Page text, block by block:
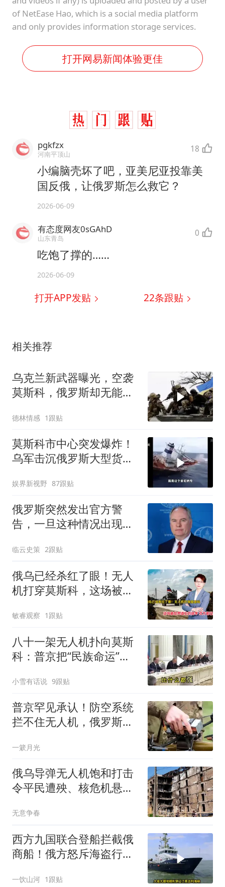
of NetEase Hao, which is a social media platform
and only provides information storage services.
打开网易新闻体验更佳
pgkfzx
河南平顶山 18
小编脑壳坏了吧，亚美尼亚投靠美
国反俄，让俄罗斯怎么救它？
2026-06-09
有态度网友0sGAhD
山东青岛 0
吃饱了撑的……
2026-06-09
打开APP发贴 22条跟贴
相关推荐
乌克兰新武器曝光，空袭
莫斯科，俄罗斯却无能为
德林情感 1跟贴
莫斯科市中心突发爆炸！
乌军击沉俄罗斯大型货
娱界新视野 87跟贴
俄罗斯突然发出官方警
告，一旦这种情况出现，
临云史策 2跟贴
俄乌已经杀红了眼！无人
机打穿莫斯科，这场被世
疯魔
敏睿观察 1跟贴
八十一架无人机扑向莫斯
科：普京把“民族命运”搬
经堵死了
小雪有话说 9跟贴
普京罕见承认！防空系统
拦不住无人机，俄罗斯被
一簌月光
俄乌导弹无人机饱和打击
令平民遭殃、核危机悬
无意争春
西方九国联合登船拦截俄
商船！俄方怒斥海盗行
难道只能认栽？
一饮山河 1跟贴